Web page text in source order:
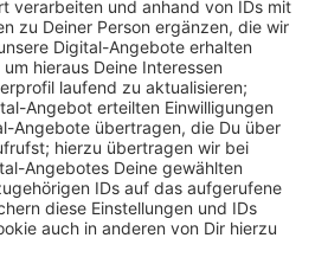
des Projekts gibt es